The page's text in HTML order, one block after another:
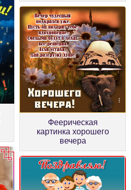
Феерическая
картинка хорошего
вечера